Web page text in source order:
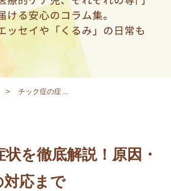
チック症の症 ...
を徹底解説！原因・
対応まで